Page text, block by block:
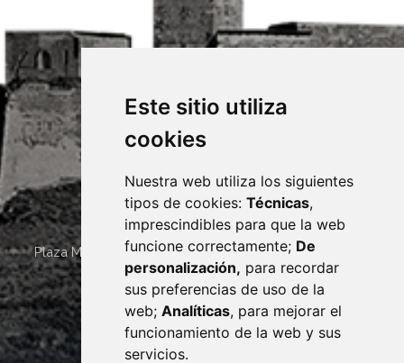
Este sitio utiliza
cookies
Nuestra web utiliza los siguientes
tipos de cookies: Técnicas,
imprescindibles para que la web
funcione correctamente; De
personalización, para recordar
sus preferencias de uso de la
web; Analíticas, para mejorar el
funcionamiento de la web y sus
servicios.
Plaza Mayor 4 22400 MONZÓN - ARAGÓN (ESPAÑA)
· (34) 974 400 700 ·
sac@monzon.es
monzon.es